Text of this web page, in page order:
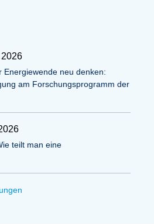
Energiewende neu denken:
am Forschungsprogramm der
teilt man eine